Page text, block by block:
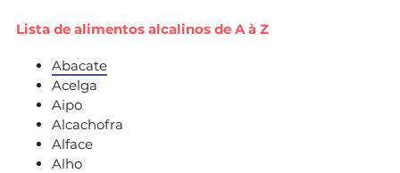
Lista de alimentos alcalinos de A à Z
Abacate
Acelga
Aipo
Alcachofra
Alface
Alho